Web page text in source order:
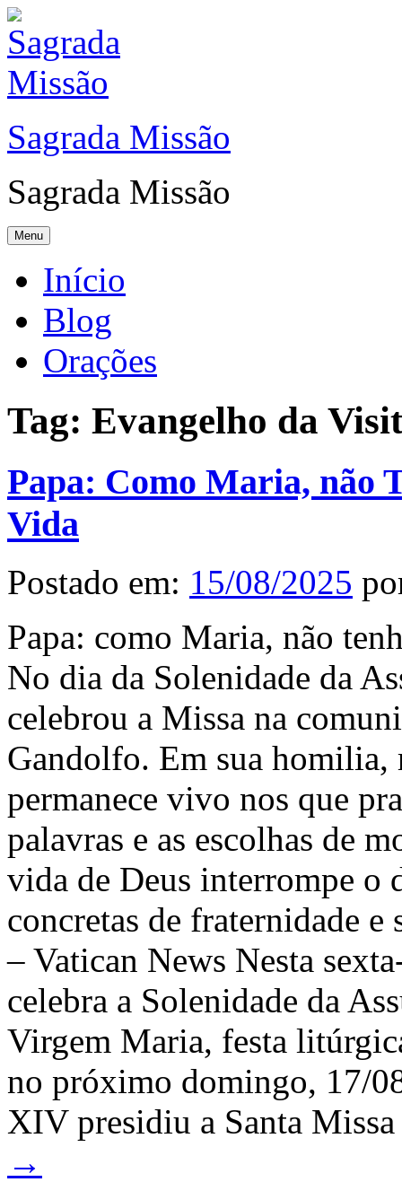
Sagrada Missão
Sagrada Missão
Menu
Início
Blog
Orações
Tag: Evangelho da
Papa: Como Maria, não
Vida
Postado em: 15/08/2025
Papa: como Maria, não
No dia da Solenidade da
celebrou a Missa na
Gandolfo. Em sua homilia,
permanece vivo nos que
palavras e as escolhas de
vida de Deus interrompe o
concretas de fraternidade
– Vatican News Nesta
celebra a Solenidade da
Virgem Maria, festa
no próximo domingo, 17/
XIV presidiu a Santa
→